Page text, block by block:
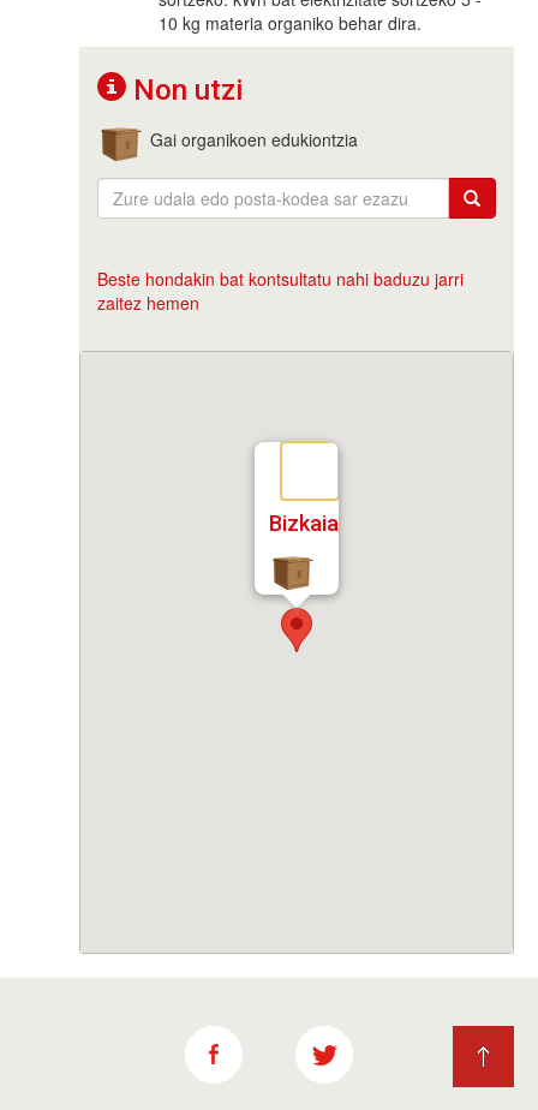
10 kg materia organiko behar dira.
Non utzi
Gai organikoen edukiontzia
Beste hondakin bat kontsultatu nahi baduzu jarri
zaitez hemen
Bizkaia